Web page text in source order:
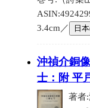
3.4cm／
日
沖禎介銅
士：附 平
著者